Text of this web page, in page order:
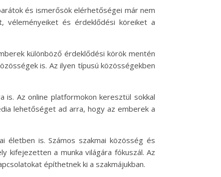
és ismerősök elérhetőségei már nem
véleményeiket és érdeklődési köreiket a
különböző érdeklődési körök mentén
is. Az ilyen típusú közösségekben
is. Az online platformokon keresztül sokkal
lehetőséget ad arra, hogy az emberek a
életben is. Számos szakmai közösség és
kifejezetten a munka világára fókuszál. Az
építhetnek ki a szakmájukban.